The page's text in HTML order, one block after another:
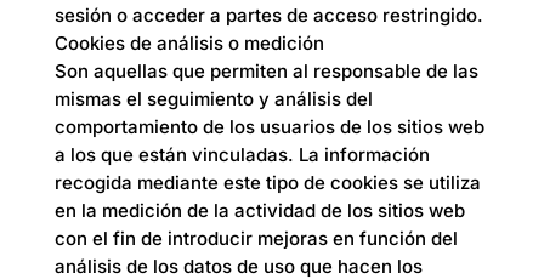
sesión o acceder a partes de acceso restringido.
Cookies de análisis o medición
Son aquellas que permiten al responsable de las
mismas el seguimiento y análisis del
comportamiento de los usuarios de los sitios web
a los que están vinculadas. La información
recogida mediante este tipo de cookies se utiliza
en la medición de la actividad de los sitios web
con el fin de introducir mejoras en función del
análisis de los datos de uso que hacen los